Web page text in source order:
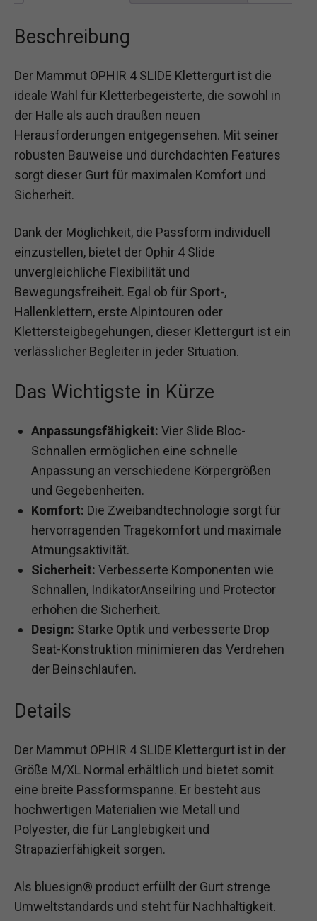
Beschreibung
Der Mammut OPHIR 4 SLIDE Klettergurt ist die
ideale Wahl für Kletterbegeisterte, die sowohl in
der Halle als auch draußen neuen
Herausforderungen entgegensehen. Mit seiner
robusten Bauweise und durchdachten Features
sorgt dieser Gurt für maximalen Komfort und
Sicherheit.
Dank der Möglichkeit, die Passform individuell
einzustellen, bietet der Ophir 4 Slide
unvergleichliche Flexibilität und
Bewegungsfreiheit. Egal ob für Sport-,
Hallenklettern, erste Alpintouren oder
Klettersteigbegehungen, dieser Klettergurt ist ein
verlässlicher Begleiter in jeder Situation.
Das Wichtigste in Kürze
Anpassungsfähigkeit: Vier Slide Bloc-
Schnallen ermöglichen eine schnelle
Anpassung an verschiedene Körpergrößen
und Gegebenheiten.
Komfort: Die Zweibandtechnologie sorgt für
hervorragenden Tragekomfort und maximale
Atmungsaktivität.
Sicherheit: Verbesserte Komponenten wie
Schnallen, Indikator­Anseilring und Protector
erhöhen die Sicherheit.
Design: Starke Optik und verbesserte Drop
Seat-Konstruktion minimieren das Verdrehen
der Beinschlaufen.
Details
Der Mammut OPHIR 4 SLIDE Klettergurt ist in der
Größe M/XL Normal erhältlich und bietet somit
eine breite Passformspanne. Er besteht aus
hochwertigen Materialien wie Metall und
Polyester, die für Langlebigkeit und
Strapazierfähigkeit sorgen.
Als bluesign® product erfüllt der Gurt strenge
Umweltstandards und steht für Nachhaltigkeit.